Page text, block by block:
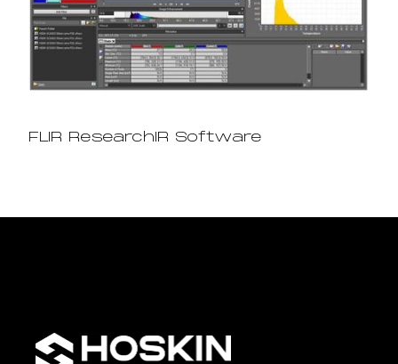
FLIR ResearchIR Software